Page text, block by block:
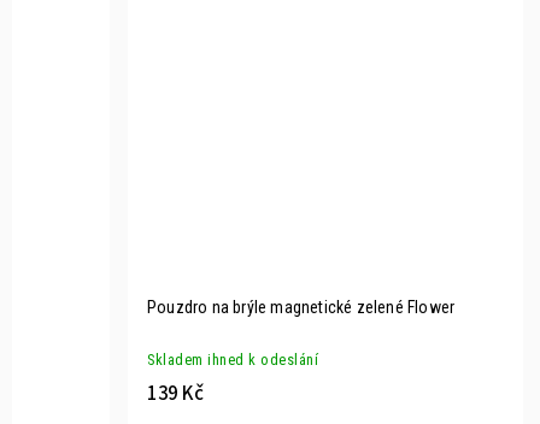
Pouzdro na brýle magnetické zelené Flower
Skladem ihned k odeslání
139 Kč